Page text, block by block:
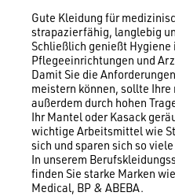
Gute Kleidung für
strapazierfähig, langlebig
Schließlich genießt Hygiene
Pflegeeinrichtungen und
Damit Sie die
meistern können, sollte
außerdem durch hohen
Ihr Mantel oder Kasack
wichtige Arbeitsmittel wie
sich und sparen sich so
In unserem
finden Sie starke Marken wie
Medical, BP & ABEBA.